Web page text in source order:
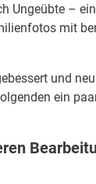
Ungeübte –
mit
und
ein